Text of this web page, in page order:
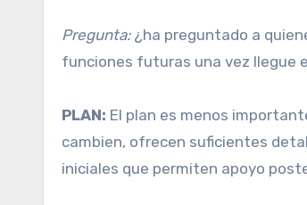
Pregunta:¿ha preguntado a
funciones futuras una vez llegue
PLAN: El plan es menos
cambien, ofrecen suficientes
iniciales que permiten apoyo